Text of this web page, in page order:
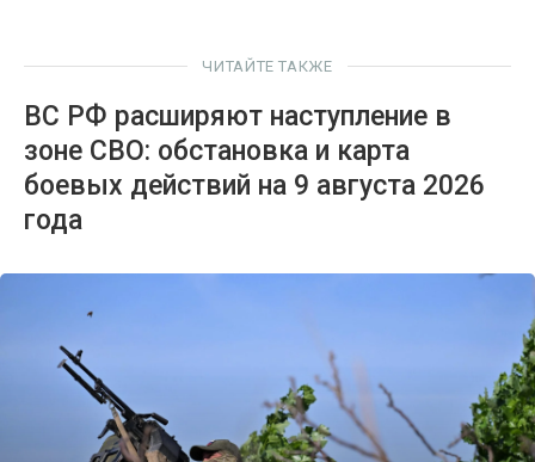
ЧИТАЙТЕ ТАКЖЕ
ВС РФ расширяют наступление в
зоне СВО: обстановка и карта
боевых действий на 9 августа 2026
года